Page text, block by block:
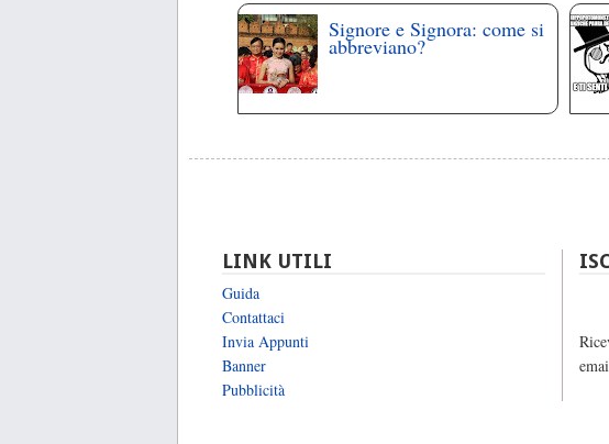
Signore e Signora: come si
abbreviano?
LINK UTILI
Guida
Contattaci
Invia Appunti
Banner
Pubblicità